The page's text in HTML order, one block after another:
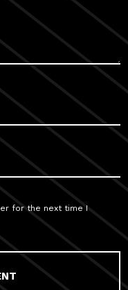
for the next time I